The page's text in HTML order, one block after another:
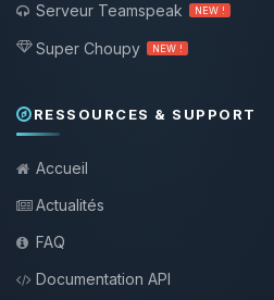
Serveur Teamspeak
NEW !
Super Choupy NEW !
RESSOURCES & SUPPORT
Accueil
Actualités
FAQ
Documentation API